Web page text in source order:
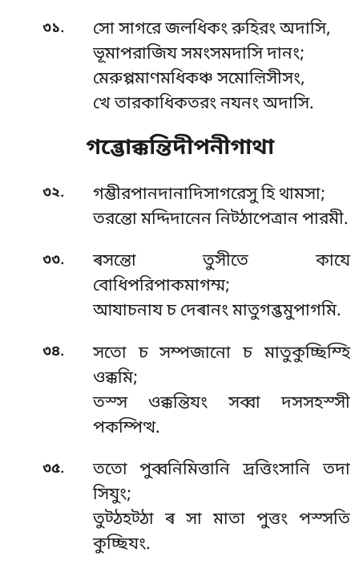
৩১.
সো সাগরে জলধিকং রুহিরং অদাসি,
ভূমাপরাজিয সমংসমদাসি দানং;
মেরুপ্পমাণমধিকঞ্চ সমোল়িসীসং,
খে তারকাধিকতরং নযনং অদাসি.
গব্ভোক্কন্তিদীপনীগাথা
৩২.
গম্ভীরপানদানাদিসাগরেসু হি থামসা;
তরন্তো মদ্দিদানেন নিট্ঠাপেত্ৰান পারমী.
৩৩.
ৰসন্তো তুসীতে কাযে
বোধিপরিপাকমাগম্ম;
আযাচনায চ দেৰানং মাতুগব্ভমুপাগমি.
৩৪.
সতো চ সম্পজানো চ মাতুকুচ্ছিম্হি
ওক্কমি;
তস্স ওক্কন্তিযং সব্বা দসসহস্সী
পকম্পিত্থ.
৩৫.
ততো পুব্বনিমিত্তানি দ্ৰত্তিংসানি তদা
সিযুং;
তুট্ঠহট্ঠা ৰ সা মাতা পুত্তং পস্সতি
কুচ্ছিযং.